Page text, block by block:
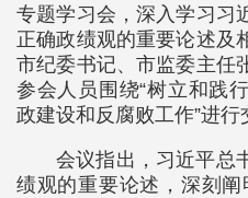
专题学习会，深入学习习
正确政绩观的重要论述及
市纪委书记、市监委主任
参会人员围绕“树立和践
政建设和反腐败工作”进行
会议指出，习近平总
绩观的重要论述，深刻